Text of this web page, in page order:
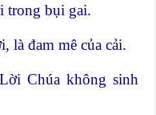
trong bụi gai.
là đam mê của cải.
Chúa không sinh